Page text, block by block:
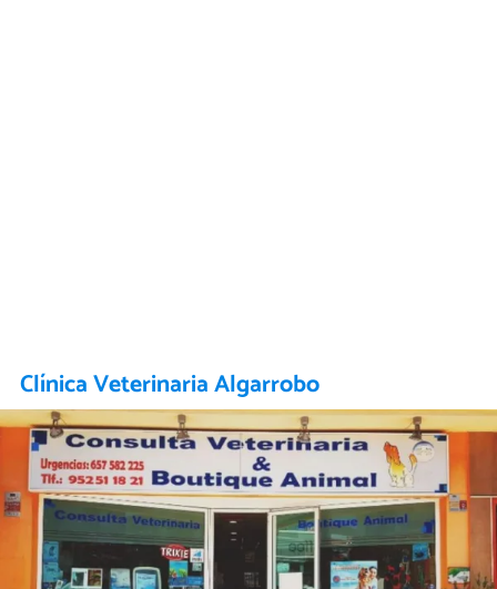
Clínica Veterinaria Algarrobo